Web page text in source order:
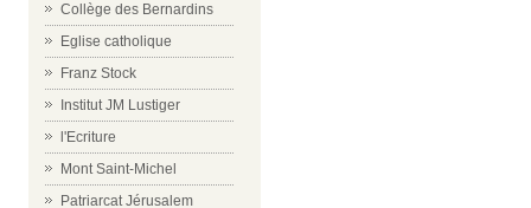
Collège des Bernardins
Eglise catholique
Franz Stock
Institut JM Lustiger
l'Ecriture
Mont Saint-Michel
Patriarcat Jérusalem